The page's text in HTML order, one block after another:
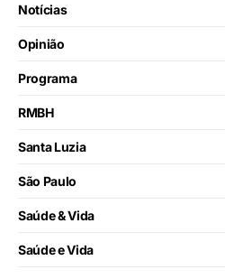
Notícias
Opinião
Programa
RMBH
Santa Luzia
São Paulo
Saúde & Vida
Saúde e Vida